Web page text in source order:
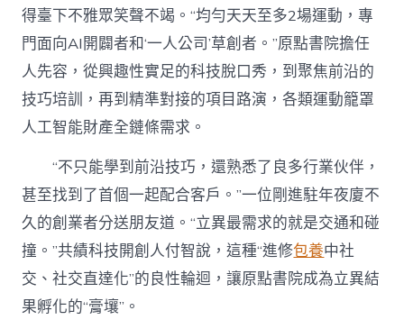
得臺下不雅眾笑聲不竭。“均勻天天至多2場運動，專
門面向AI開闢者和‘一人公司’草創者。”原點書院擔任
人先容，從興趣性實足的科技脫口秀，到聚焦前沿的
技巧培訓，再到精準對接的項目路演，各類運動籠罩
人工智能財產全鏈條需求。
“不只能學到前沿技巧，還熟悉了良多行業伙伴，
甚至找到了首個一起配合客戶。”一位剛進駐年夜廈不
久的創業者分送朋友道。“立異最需求的就是交通和碰
撞。”共績科技開創人付智說，這種“進修包養中社
交、社交直達化”的良性輪迴，讓原點書院成為立異結
果孵化的“膏壤”。